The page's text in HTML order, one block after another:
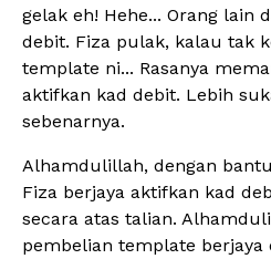
gelak eh! Hehe... Orang lain
debit. Fiza pulak, kalau tak
template ni... Rasanya
aktifkan kad debit. Lebih
sebenarnya.
Alhamdulillah, dengan
Fiza berjaya aktifkan kad
secara atas talian.
pembelian template berjaya